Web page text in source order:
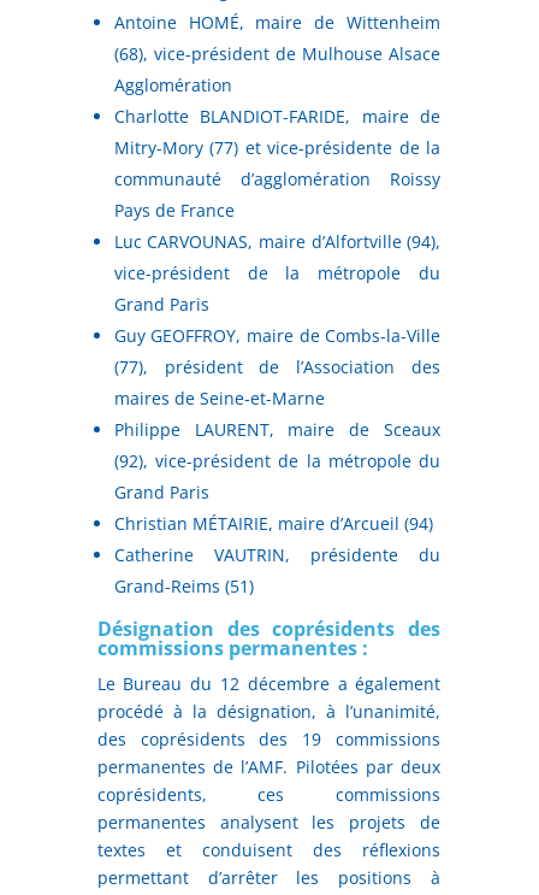
Antoine HOMÉ, maire de Wittenheim
(68), vice-président de Mulhouse Alsace
Agglomération
Charlotte BLANDIOT-FARIDE, maire de
Mitry-Mory (77) et vice-présidente de la
communauté d’agglomération Roissy
Pays de France
Luc CARVOUNAS, maire d’Alfortville (94),
vice-président de la métropole du
Grand Paris
Guy GEOFFROY, maire de Combs-la-Ville
(77), président de l’Association des
maires de Seine-et-Marne
Philippe LAURENT, maire de Sceaux
(92), vice-président de la métropole du
Grand Paris
Christian MÉTAIRIE, maire d’Arcueil (94)
Catherine VAUTRIN, présidente du
Grand-Reims (51)
Désignation des coprésidents des
commissions permanentes :
Le Bureau du 12 décembre a également
procédé à la désignation, à l’unanimité,
des coprésidents des 19 commissions
permanentes de l’AMF. Pilotées par deux
coprésidents, ces commissions
permanentes analysent les projets de
textes et conduisent des réflexions
permettant d’arrêter les positions à